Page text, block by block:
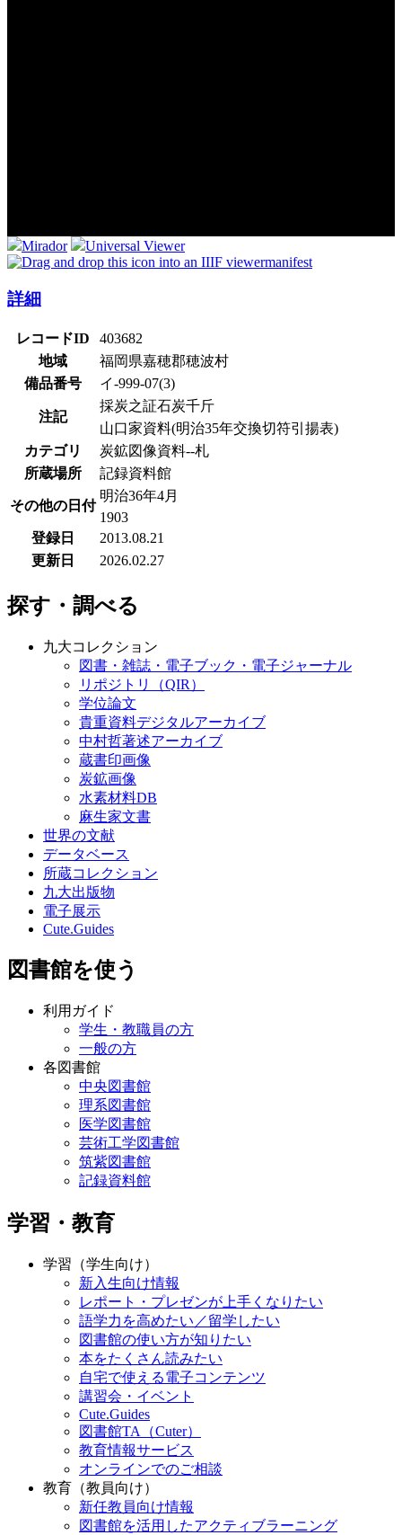
Mirador
Universal Viewer
manifest
詳細
レコードID
403682
地域
福岡県嘉穂郡穂波村
備品番号
イ‐999-07(3)
注記
採炭之証石炭千斤
山口家資料(明治35年交換切符引揚表)
カテゴリ
炭鉱図像資料--札
所蔵場所
記録資料館
その他の日付
明治36年4月
1903
登録日
2013.08.21
更新日
2026.02.27
探す・調べる
九大コレクション
図書・雑誌・電子ブック・電子ジャーナル
リポジトリ（QIR）
学位論文
貴重資料デジタルアーカイブ
中村哲著述アーカイブ
蔵書印画像
炭鉱画像
水素材料DB
麻生家文書
世界の文献
データベース
所蔵コレクション
九大出版物
電子展示
Cute.Guides
図書館を使う
利用ガイド
学生・教職員の方
一般の方
各図書館
中央図書館
理系図書館
医学図書館
芸術工学図書館
筑紫図書館
記録資料館
学習・教育
学習（学生向け）
新入生向け情報
レポート・プレゼンが上手くなりたい
語学力を高めたい／留学したい
図書館の使い方が知りたい
本をたくさん読みたい
自宅で使える電子コンテンツ
講習会・イベント
Cute.Guides
図書館TA（Cuter）
教育情報サービス
オンラインでのご相談
教育（教員向け）
新任教員向け情報
図書館を活用したアクティブラーニング